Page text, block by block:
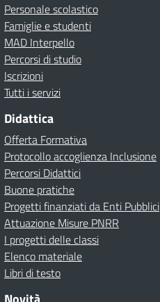
Personale scolastico
Famiglie e studenti
MAD Interpello
Percorsi di studio
Iscrizioni
Tutti i servizi
Didattica
Offerta Formativa
Protocollo accoglienza Inclusione
Percorsi Didattici
Buone pratiche
Progetti finanziati da Enti Pubblici
Attuazione Misure PNRR
I progetti delle classi
Elenco materiale
Libri di testo